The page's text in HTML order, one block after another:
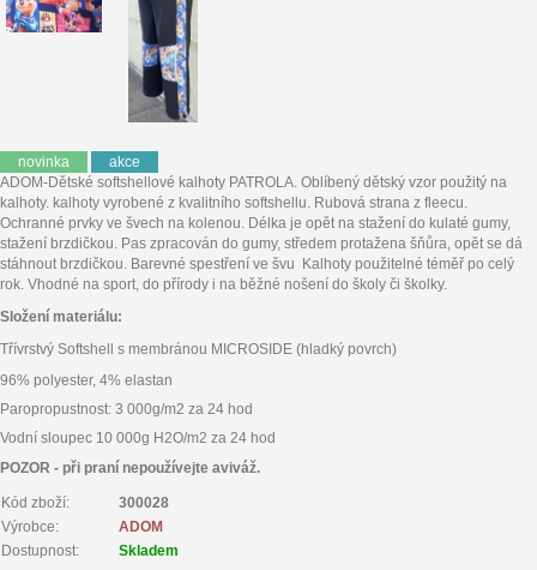
novinka
akce
ADOM-Dětské softshellové kalhoty PATROLA. Oblíbený dětský vzor použitý na
kalhoty. kalhoty vyrobené z kvalitního softshellu. Rubová strana z fleecu.
Ochranné prvky ve švech na kolenou. Délka je opět na stažení do kulaté gumy,
stažení brzdičkou. Pas zpracován do gumy, středem protažena šňůra, opět se dá
stáhnout brzdičkou. Barevné spestření ve švu Kalhoty použitelné téměř po celý
rok. Vhodné na sport, do přírody i na běžné nošení do školy či školky.
Složení materiálu:
Třívrstvý Softshell s membránou MICROSIDE (hladký povrch)
96% polyester, 4% elastan
Paropropustnost: 3 000g/m2 za 24 hod
Vodní sloupec 10 000g H2O/m2 za 24 hod
POZOR - při praní nepoužívejte aviváž.
Kód zboží:
300028
Výrobce:
ADOM
Dostupnost:
Skladem